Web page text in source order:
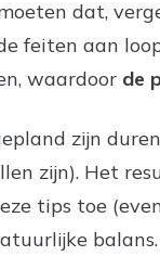
dat,
feiten aan
waardoor de
zijn
zijn). Het
tips toe
balans.